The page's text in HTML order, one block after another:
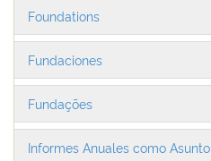
Foundations
Fundaciones
Fundações
Informes Anuales como Asunto